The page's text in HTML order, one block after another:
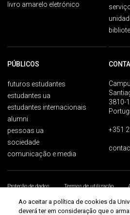
livro amarelo eletrónico
PÚBLICOS
futuros estudantes
estudantes ua
estudantes internacionais
alumni
pessoas ua
sociedade
comunicação e media
3810-
+351
Proteção de dados Termos de utilização
Universidade de Aveiro 2026
Ao aceitar a política de cookies da
deverá ter em consideração que o